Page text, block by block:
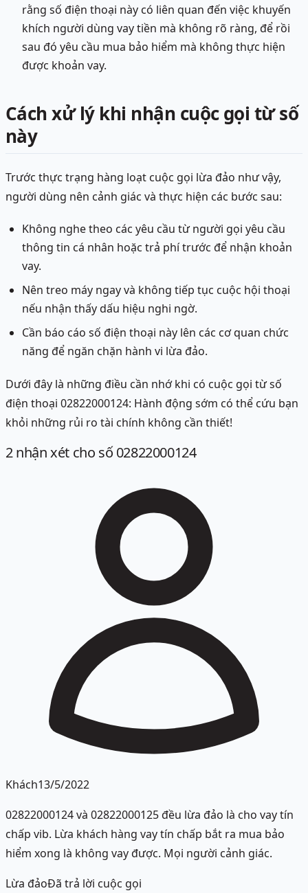
rằng số điện thoại này có liên quan đến việc khuyến
khích người dùng vay tiền mà không rõ ràng, để rồi
sau đó yêu cầu mua bảo hiểm mà không thực hiện
được khoản vay.
Cách xử lý khi nhận cuộc gọi từ số
này
Trước thực trạng hàng loạt cuộc gọi lừa đảo như vậy,
người dùng nên cảnh giác và thực hiện các bước sau:
Không nghe theo các yêu cầu từ người gọi yêu cầu
thông tin cá nhân hoặc trả phí trước để nhận khoản
vay.
Nên treo máy ngay và không tiếp tục cuộc hội thoại
nếu nhận thấy dấu hiệu nghi ngờ.
Cần báo cáo số điện thoại này lên các cơ quan chức
năng để ngăn chặn hành vi lừa đảo.
Dưới đây là những điều cần nhớ khi có cuộc gọi từ số
điện thoại 02822000124: Hành động sớm có thể cứu bạn
khỏi những rủi ro tài chính không cần thiết!
2nhận xét cho số 02822000124
Khách13/5/2022
02822000124 và 02822000125 đều lừa đảo là cho vay tín
chấp vib. Lừa khách hàng vay tín chấp bắt ra mua bảo
hiểm xong là không vay được. Mọi người cảnh giác.
Lừa đảoĐã trả lời cuộc gọi